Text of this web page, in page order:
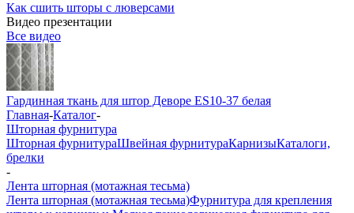
Как сшить шторы с люверсами
Видео презентации
Все видео
Гардинная ткань для штор Деворе ES10-37 белая
Главная-Каталог-
Шторная фурнитура
Шторная фурнитураШвейная фурнитураКарнизыКаталоги,
брелки
-
Лента шторная (мотажная тесьма)
Лента шторная (мотажная тесьма)Фурнитура для крепления